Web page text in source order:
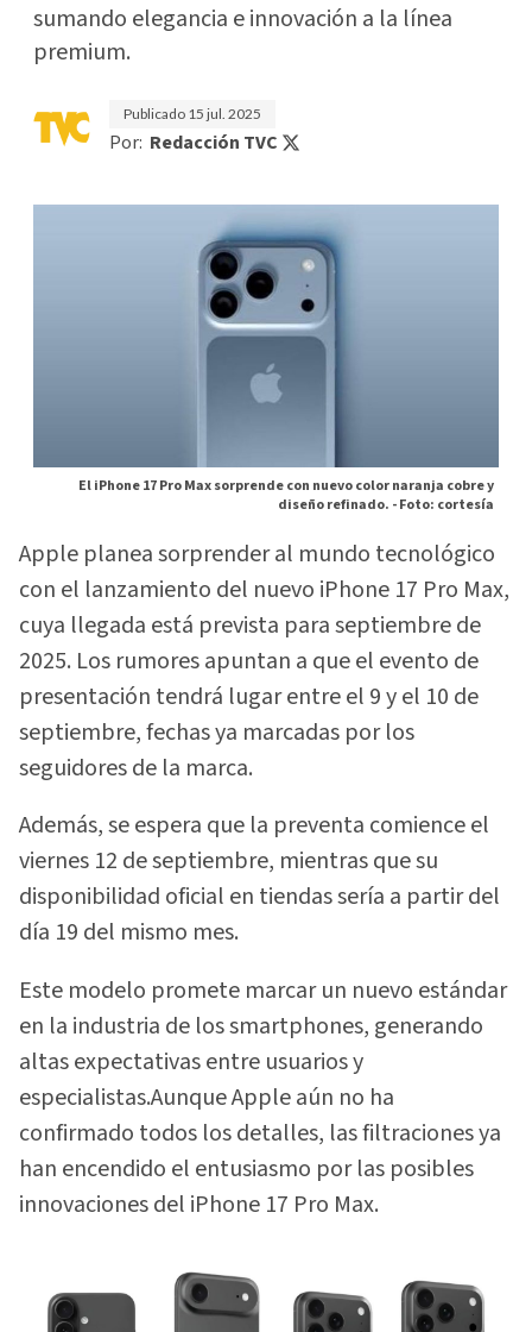
sumando elegancia e innovación a la línea
premium.
Publicado 15 jul. 2025
Por: Redacción TVC
El iPhone 17 Pro Max sorprende con nuevo color naranja cobre y
diseño refinado. -Foto: cortesía
Apple planea sorprender al mundo tecnológico
con el lanzamiento del nuevo iPhone 17 Pro Max,
cuya llegada está prevista para septiembre de
2025. Los rumores apuntan a que el evento de
presentación tendrá lugar entre el 9 y el 10 de
septiembre, fechas ya marcadas por los
seguidores de la marca.
Además, se espera que la preventa comience el
viernes 12 de septiembre, mientras que su
disponibilidad oficial en tiendas sería a partir del
día 19 del mismo mes.
Este modelo promete marcar un nuevo estándar
en la industria de los smartphones, generando
altas expectativas entre usuarios y
especialistas.Aunque Apple aún no ha
confirmado todos los detalles, las filtraciones ya
han encendido el entusiasmo por las posibles
innovaciones del iPhone 17 Pro Max.